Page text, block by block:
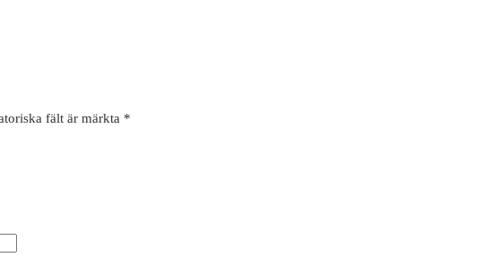
fält är märkta *